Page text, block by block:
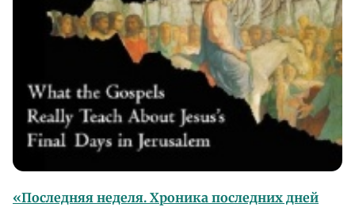
«Последняя неделя. Хроника последних дней